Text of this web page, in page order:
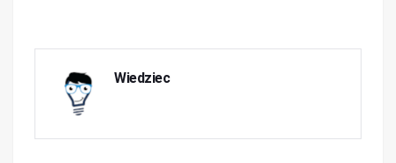
Wiedziec